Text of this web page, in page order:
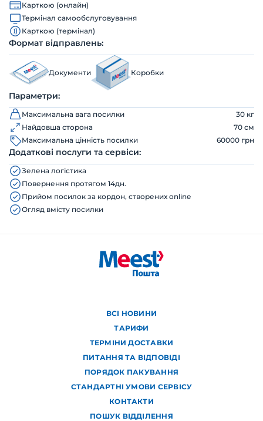
Карткою (онлайн)
Термінал самообслуговування
Карткою (термінал)
Формат відправлень:
Документи Коробки
Параметри:
Максимальна вага посилки
30 кг
Найдовша сторона
70 см
Максимальна цінність посилки
60000 грн
Додаткові послуги та сервіси:
Зелена логістика
Повернення протягом 14дн.
Прийом посилок за кордон, створених online
Огляд вмісту посилки
ВСІ НОВИНИ
ТАРИФИ
ТЕРМІНИ ДОСТАВКИ
ПИТАННЯ ТА ВІДПОВІДІ
ПОРЯДОК ПАКУВАННЯ
СТАНДАРТНІ УМОВИ СЕРВІСУ
КОНТАКТИ
ПОШУК ВІДДІЛЕННЯ